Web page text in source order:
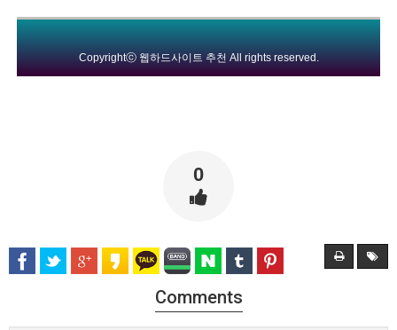
Copyrightⓒ 웹하드사이트 추천 All rights reserved.
0
Comments